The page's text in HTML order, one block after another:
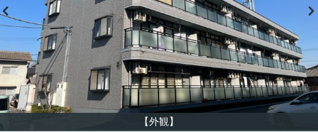
【外観】